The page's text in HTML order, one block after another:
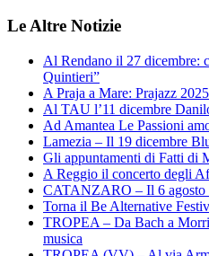
Le Altre Notizie
Al Rendano il 27 dicembre:
Quintieri”
A Praja a Mare: Prajazz
Al TAU l’11 dicembre
Ad Amantea Le Passioni
Lamezia – Il 19 dicembre
Gli appuntamenti di Fatti di
A Reggio il concerto degli
CATANZARO – Il 6 agosto
Torna il Be Alternative
TROPEA – Da Bach a
musica